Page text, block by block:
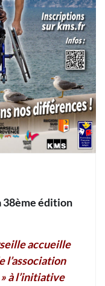
38ème édition
accueille
l’association
à l’initiative